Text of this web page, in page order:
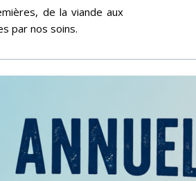
de la viande aux
par nos soins.